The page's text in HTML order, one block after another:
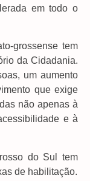
em todo o
grossense tem
da Cidadania.
um aumento
que exige
não apenas à
e à
do Sul tem
de habilitação.